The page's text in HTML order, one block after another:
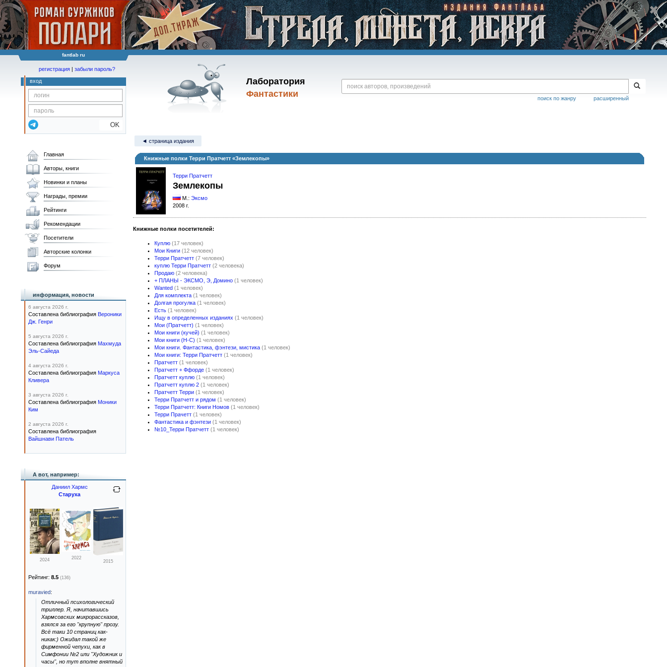
fantlab ru
Лаборатория
Фантастики
расширенный
поиск по жанру
регистрация | забыли пароль?
вход
OK
◄ страница издания
Книжные полки Терри Пратчетт «Землекопы»
Терри Пратчетт
Землекопы
М.: Эксмо
2008 г.
Книжные полки посетителей:
Куплю (17 человек)
Мои Книги (12 человек)
Терри Пратчетт (7 человек)
куплю Терри Пратчетт (2 человека)
Продаю (2 человека)
+ ПЛАНЫ - ЭКСМО, Э, Домино (1 человек)
Wanted (1 человек)
Для комплекта (1 человек)
Долгая прогулка (1 человек)
Есть (1 человек)
Ищу в определенных изданиях (1 человек)
Мои (Пратчетт) (1 человек)
Мои книги (кучей) (1 человек)
Мои книги (Н-С) (1 человек)
Мои книги. Фантастика, фэнтези, мистика (1 человек)
Мои книги: Терри Пратчетт (1 человек)
Пратчетт (1 человек)
Пратчетт + Ффорде (1 человек)
Пратчетт куплю (1 человек)
Пратчетт куплю 2 (1 человек)
Пратчетт Терри (1 человек)
Терри Пратчетт и рядом (1 человек)
Терри Пратчетт: Книги Номов (1 человек)
Терри Прачетт (1 человек)
Фантастика и фэнтези (1 человек)
№10_Терри Пратчетт (1 человек)
Главная
Авторы, книги
Новинки и планы
Награды, премии
Рейтинги
Рекомендации
Посетители
Авторские колонки
Форум
информация, новости
6 августа 2026 г.
Составлена библиография Вероники
Дж. Генри
5 августа 2026 г.
Составлена библиография Махмуда
Эль-Сайеда
4 августа 2026 г.
Составлена библиография Маркуса
Кливера
3 августа 2026 г.
Составлена библиография Моники
Ким
2 августа 2026 г.
Составлена библиография
Вайшнави Патель
А вот, например:
Даниил Хармс
Старуха
2024 2022
2015
Рейтинг: 8.5 (136)
muravied:
Отличный психологический
триллер. Я, начитавшись
Хармсовских микрорассказов,
взялся за его "крупную" прозу.
Всё таки 10 страниц как-
никак:) Ожидал такой же
фирменной чепухи, как в
Симфонии №2 или "Художник и
часы", но тут вполне внятный